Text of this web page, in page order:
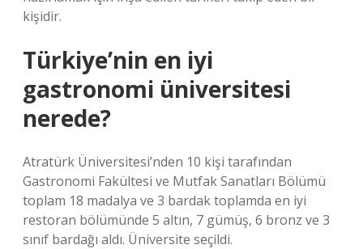
kişidir.
Türkiye’nin en iyi
gastronomi üniversitesi
nerede?
Atratürk Üniversitesi’nden 10 kişi tarafından
Gastronomi Fakültesi ve Mutfak Sanatları Bölümü
toplam 18 madalya ve 3 bardak toplamda en iyi
restoran bölümünde 5 altın, 7 gümüş, 6 bronz ve 3
sınıf bardağı aldı. Üniversite seçildi.